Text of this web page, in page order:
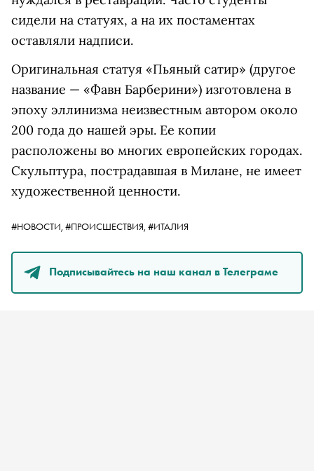
сидели на статуях, а на их постаментах
оставляли надписи.
Оригинальная статуя «Пьяный сатир» (другое
название — «Фавн Барберини») изготовлена в
эпоху эллинизма неизвестным автором около
200 года до нашей эры. Ее копии
расположены во многих европейских городах.
Скульптура, пострадавшая в Милане, не имеет
художественной ценности.
#НОВОСТИ, #ПРОИСШЕСТВИЯ, #ИТАЛИЯ
Подписывайтесь на наш канал в Телеграме